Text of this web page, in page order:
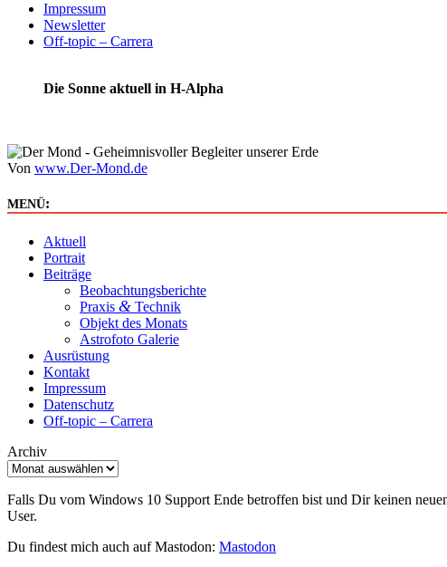
Impressum
Newsletter
Off-topic – Carrera
Die Sonne aktuell in H-Alpha
Von www.Der-Mond.de
MENÜ:
Aktuell
Portrait
Beiträge
Beobachtungsberichte
Praxis & Technik
Objekt des Monats
Astrofoto Galerie
Ausrüstung
Kontakt
Impressum
Datenschutz
Off-topic – Carrera
Archiv
Falls Du vom Windows 10 Support Ende betroffen bist und Dir keinen
User.
Du findest mich auch auf Mastodon: Mastodon